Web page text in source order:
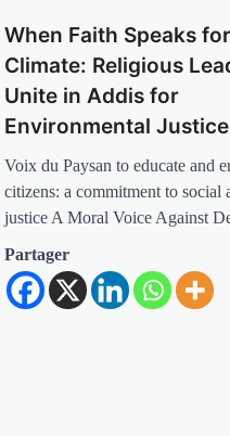
When Faith Speaks
Climate: Religious
Unite in Addis for
Environmental Justice
Voix du Paysan to educate and
citizens: a commitment to social
justice A Moral Voice Against
Partager